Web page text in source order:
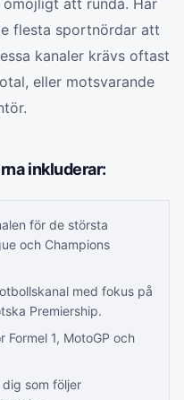
att runda. Här
flesta sportnördar att
kanaler krävs oftast
eller motsvarande
inkluderar:
för de största
och Champions
med fokus på
Premiership.
Formel 1, MotoGP och
som följer